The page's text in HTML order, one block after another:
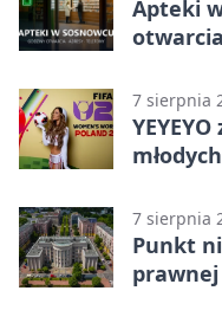
Apteki
7 sierpnia
7 sierpnia
Punkt